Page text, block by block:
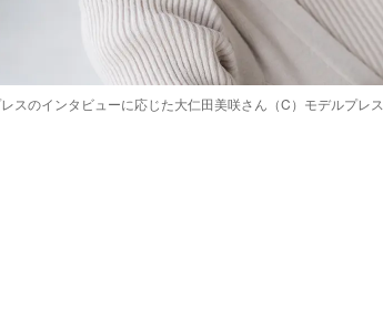
スのインタビューに応じた大仁田美咲さん（C）モデルプレス